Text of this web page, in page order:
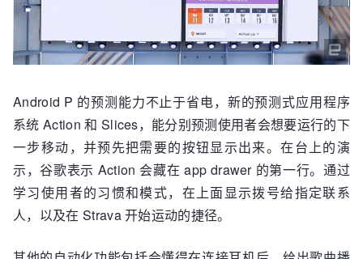
Android P 的预测能力不止于省电，新的预测式应用程序
系统 Action 和 Slices，能分别预测使用者会想要运行的下
一步移动，并预先把需要的按钮显示出来。在台上的演
示，谷歌表示 Action 会藏在 app drawer 的第一行。通过
学习使用者的习惯和模式，在上面显示拨号给指定联系
人，以及在 Strava 开始运动的捷径。